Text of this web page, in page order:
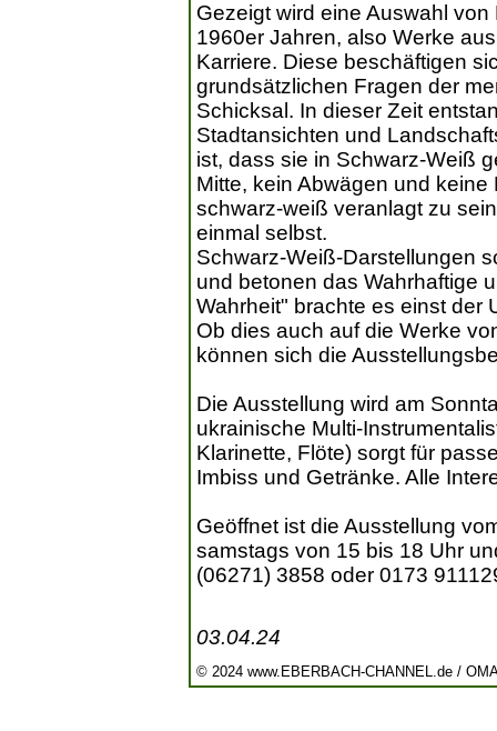
Gezeigt wird eine Auswahl
1960er Jahren, also Werke
Karriere. Diese beschäftigen
grundsätzlichen Fragen der
Schicksal. In dieser Zeit
Stadtansichten und
ist, dass sie in Schwarz-Weiß
Mitte, kein Abwägen und
schwarz-weiß veranlagt zu
einmal selbst.
Schwarz-Weiß-Darstellungen
und betonen das Wahrhaftige
Wahrheit" brachte es einst der
Ob dies auch auf die Werke
können sich die
Die Ausstellung wird am
ukrainische Multi-
Klarinette, Flöte) sorgt für
Imbiss und Getränke. Alle
Geöffnet ist die Ausstellung
samstags von 15 bis 18 Uhr
(06271) 3858 oder 0173
03.04.24
© 2024 www.EBERBACH-CHANNEL.de /